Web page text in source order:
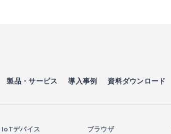
製品・サービス 導入事例 資料ダウンロード
IoTデバイス ブラウザ